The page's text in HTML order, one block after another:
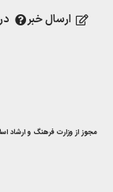
ارسال خبر
مجوز از وزارت فرهنگ و ارشاد